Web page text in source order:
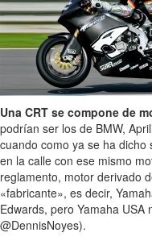
Una CRT se compone de
podrían ser los de BMW,
cuando como ya se ha
en la calle con ese mismo
reglamento, motor derivado
«fabricante», es decir,
Edwards, pero Yamaha
@DennisNoyes).